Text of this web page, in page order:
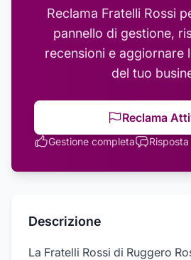
Reclama Fratelli Rossi
pannello di gestione,
recensioni e aggiornare
del tuo
Reclama
Gestione completa
Descrizione
La Fratelli Rossi di Ruggero